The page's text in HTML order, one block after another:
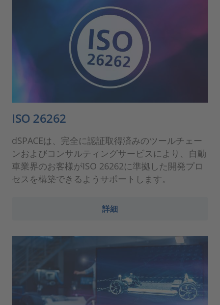
ISO 26262
dSPACEは、完全に認証取得済みのツールチェー
ンおよびコンサルティングサービスにより、自動
車業界のお客様がISO 26262に準拠した開発プロ
セスを構築できるようサポートします。
詳細